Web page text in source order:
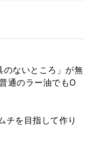
のないところ」が無
通のラー油でもO
チを目指して作り